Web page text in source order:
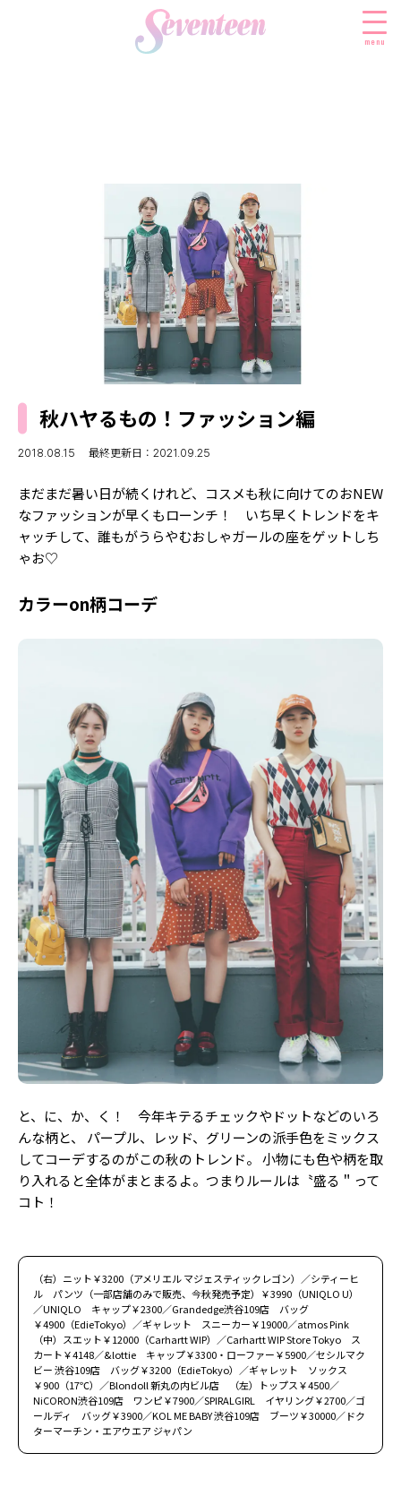
menu
ファッションニュース
モデル私服
ビューティニュース
トレンドメイク
ベストコスメ
ヘアアレンジ・ヘアケア
ボディケア
スクールニュース
制服コーデ
学校ヘアメイク
勉強・受験・進路
ENTERTAINMENT
エンタメニュース
LIFESTYLE
ライフスタイルニュース
JKランキング・アワード
モデルの購入品
おでかけ
JK TREND
MODELS
MODEL'S BLOG
Instagram
YouTube
FORTUNE
バックナンバー
INFORMATION
Seventeen
について
Follow us
ST member
新規会員登録・ログイン
秋ハヤるもの！ファッション編
2018.08.15 最終更新日：2021.09.25
まだまだ暑い日が続くけれど、コスメも秋に向けてのおNEW
なファッションが早くもローンチ！ いち早くトレンドをキ
ャッチして、誰もがうらやむおしゃガールの座をゲットしち
ゃお♡
カラーon柄コーデ
と、に、か、く！ 今年キテるチェックやドットなどのいろ
んな柄と、 パープル、レッド、グリーンの派手色をミックス
してコーデするのがこの秋のトレンド。 小物にも色や柄を取
り入れると全体がまとまるよ。つまりルールは〝盛る＂って
コト！
（右）ニット￥3200（アメリエル マジェスティックレゴン）／シティーヒ
ル パンツ（一部店舗のみで販売、今秋発売予定）￥3990（UNIQLO U）
／UNIQLO キャップ￥2300／Grandedge渋谷109店 バッグ
￥4900（EdieTokyo）／ギャレット スニーカー￥19000／atmos Pink
（中）スエット￥12000（Carhartt WIP）／Carhartt WIP Store Tokyo ス
カート￥4148／&lottie キャップ￥3300・ローファー￥5900／セシルマク
ビー 渋谷109店 バッグ￥3200（EdieTokyo）／ギャレット ソックス
￥900（17℃）／Blondoll 新丸の内ビル店 （左）トップス￥4500／
NiCORON渋谷109店 ワンピ￥7900／SPIRALGIRL イヤリング￥2700／ゴ
ールディ バッグ￥3900／KOL ME BABY 渋谷109店 ブーツ￥30000／ドク
ターマーチン・エアウエア ジャパン